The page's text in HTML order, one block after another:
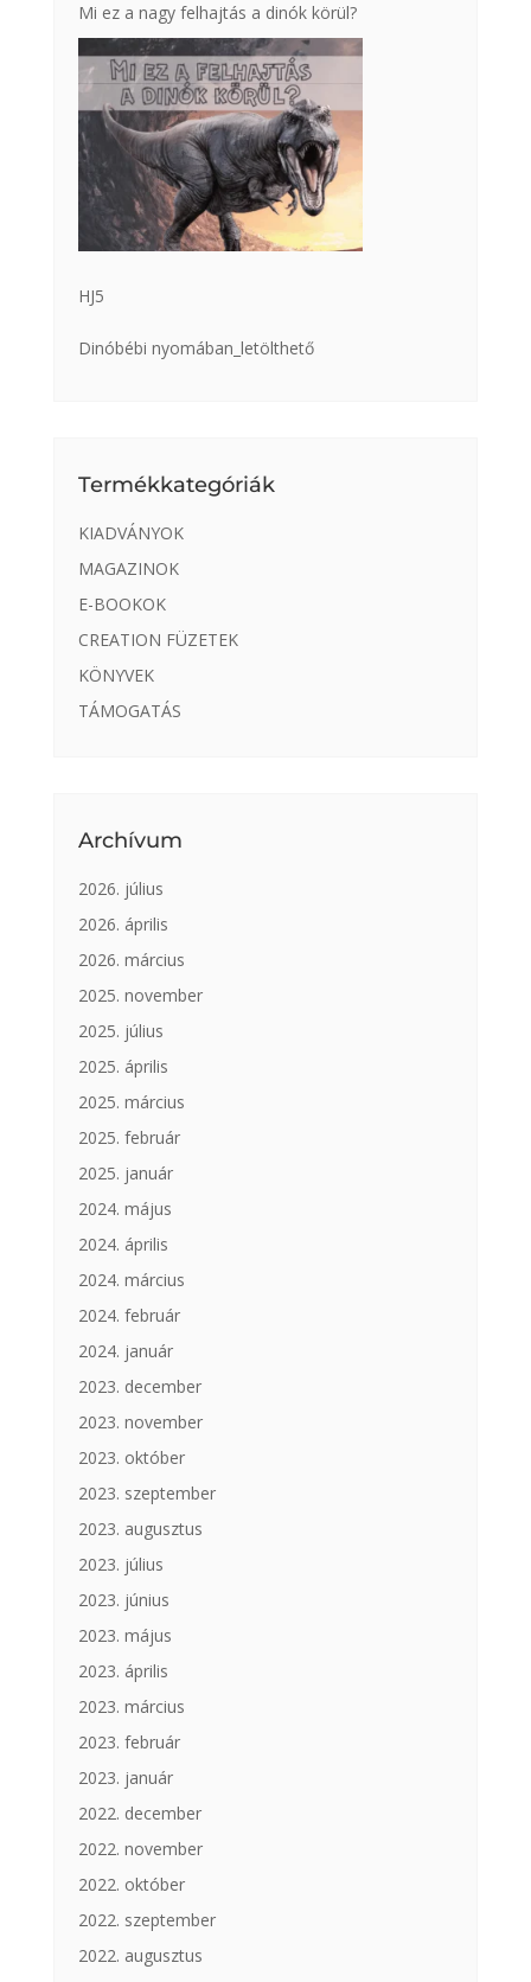
Mi ez a nagy felhajtás a dinók körül?
HJ5
Dinóbébi nyomában_letölthető
Termékkategóriák
KIADVÁNYOK
MAGAZINOK
E-BOOKOK
CREATION FÜZETEK
KÖNYVEK
TÁMOGATÁS
Archívum
2026. július
2026. április
2026. március
2025. november
2025. július
2025. április
2025. március
2025. február
2025. január
2024. május
2024. április
2024. március
2024. február
2024. január
2023. december
2023. november
2023. október
2023. szeptember
2023. augusztus
2023. július
2023. június
2023. május
2023. április
2023. március
2023. február
2023. január
2022. december
2022. november
2022. október
2022. szeptember
2022. augusztus